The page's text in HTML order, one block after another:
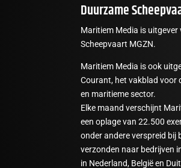
Duurzame
Maritiem Media is uitgever
Scheepvaart MGZN.
Maritiem Media is ook
Courant, het vakblad voor
en maritieme sector.
Elke maand verschijnt
een oplage van 22.500
onder andere verspreid bij
verzonden naar bedrijven
in Nederland, België en